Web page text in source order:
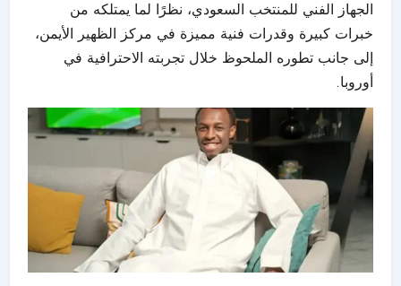
الجهاز الفني للمنتخب السعودي، نظرًا لما يمتلكه من
خبرات كبيرة وقدرات فنية مميزة في مركز الظهير الأيمن،
إلى جانب تطوره الملحوظ خلال تجربته الاحترافية في
أوروبا.